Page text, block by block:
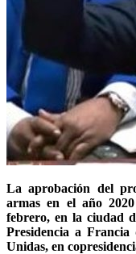
La aprobación del
armas en el año
febrero, en la ciudad
Presidencia a Francia
Unidas, en